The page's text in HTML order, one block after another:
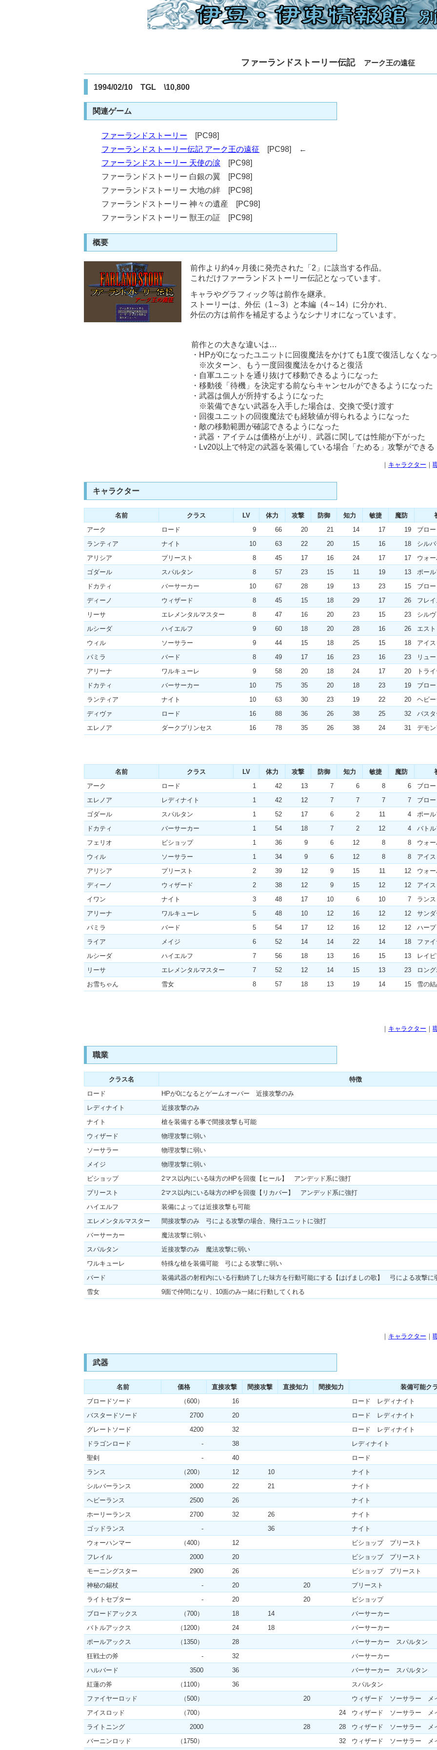
ファーランドストーリー伝記 アーク王の遠征
1994/02/10 TGL \10,800
関連ゲーム
ファーランドストーリー [PC98]
ファーランドストーリー伝記 アーク王の遠征 [PC98] ←
ファーランドストーリー 天使の涙 [PC98]
ファーランドストーリー 白銀の翼 [PC98]
ファーランドストーリー 大地の絆 [PC98]
ファーランドストーリー 神々の遺産 [PC98]
ファーランドストーリー 獣王の証 [PC98]
概要
前作より約4ヶ月後に発売された「2」に該当する作品。
これだけファーランドストーリー伝記となっています。
キャラやグラフィック等は前作を継承。
ストーリーは、外伝（1～3）と本編（4～14）に分かれ、
外伝の方は前作を補足するようなシナリオになっています。
前作との大きな違いは…
・HPが0になったユニットに回復魔法をかけても1度で復活しなくな
※次ターン、もう一度回復魔法をかけると復活
・自軍ユニットを通り抜けて移動できるようになった
・移動後「待機」を決定する前ならキャンセルができるようになった
・武器は個人が所持するようになった
※装備できない武器を入手した場合は、交換で受け渡す
・回復ユニットの回復魔法でも経験値が得られるようになった
・敵の移動範囲が確認できるようになった
・武器・アイテムは価格が上がり、武器に関しては性能が下がった
・Lv20以上で特定の武器を装備している場合「ためる」攻撃ができる
｜ キャラクター ｜
キャラクター
名前 クラス LV 体力 攻撃 防御 知力 敏捷 魔防
アーク
ロード 9 66 20 21 14 17 19
ブロ
ランティア
ナイト 10 63 22 20 15 16 18
シル
アリシア
プリースト 8 45 17 16 24 17 17
ウォ
ゴダール
スパルタン 8 57 23 15 11 19 13
ポー
ドカティ
バーサーカー 10 67 28 19 13 23 15
ブロ
ディーノ
ウィザード 8 45 15 18 29 17 26
フレ
リーサ
エレメンタルマスター 8 47 16 20 23 15 23
シル
ルシーダ
ハイエルフ 9 60 18 20 28 16 26
エス
ウィル
ソーサラー 9 44 15 18 25 15 18
アイ
パミラ
バード 8 49 17 16 23 16 23
リュ
アリーナ
ワルキューレ 9 58 20 18 24 17 20
トラ
ドカティ
バーサーカー 10 75 35 20 18 23 19
ブロ
ランティア
ナイト 10 63 30 23 19 22 20
ヘビ
ディヴァ
ロード 16 88 36 26 38 25 32
バス
エレノア
ダークプリンセス 16 78 35 26 38 24 31 デモ
名前 クラス LV 体力 攻撃 防御 知力 敏捷 魔防
アーク
ロード 1 42 13 7 6 8 6
ブロ
エレノア
レディナイト 1 42 12 7 7 7 7
ブロ
ゴダール
スパルタン 1 52 17 6 2 11 4
ポー
ドカティ
バーサーカー 1 54 18 7 2 12 4
バト
フェリオ
ビショップ 1 36 9 6 12 8 8
ウォ
ウィル
ソーサラー 1 34 9 6 12 8 8
アイ
アリシア
プリースト 2 39 12 9 15 11 12
ウォ
ディーノ
ウィザード 2 38 12 9 15 12 12
アイ
イワン
ナイト 3 48 17 10 6 10 7
ランス
アリーナ
ワルキューレ 5 48 10 12 16 12 12
サン
パミラ
バード 5 54 17 12 16 12 12
ハープ
ライア
メイジ 6 52 14 14 22 14 18
ファ
ルシーダ
ハイエルフ 7 56 18 13 16 15 13
レイ
リーサ
エレメンタルマスター 7 52 12 14 15 13 23
ロン
お雪ちゃん
雪女 8 57 18 13 19 14 15 雪の
｜ キャラクター ｜
職業
クラス名
特徴
ロード
HPが0になるとゲームオーバー 近接攻撃のみ
レディナイト
近接攻撃のみ
ナイト
槍を装備する事で間接攻撃も可能
ウィザード
物理攻撃に弱い
ソーサラー
物理攻撃に弱い
メイジ
物理攻撃に弱い
ビショップ
2マス以内にいる味方のHPを回復【ヒール】 アンデッド系に強打
プリースト
2マス以内にいる味方のHPを回復【リカバー】 アンデッド系に強打
ハイエルフ
装備によっては近接攻撃も可能
エレメンタルマスター
間接攻撃のみ 弓による攻撃の場合、飛行ユニットに強打
バーサーカー
魔法攻撃に弱い
スパルタン
近接攻撃のみ 魔法攻撃に弱い
ワルキューレ
特殊な槍を装備可能 弓による攻撃に弱い
バード
装備武器の射程内にいる行動終了した味方を行動可能にする【はげましの歌】 弓による攻撃に
雪女
9面で仲間になり、10面のみ一緒に行動してくれる
｜ キャラクター ｜
武器
名前 価格 直接攻撃 間接攻撃 直接知力 間接知力
装備可能ク
ブロードソード
（600） 16
ロード レディナイト
バスタードソード
2700 20
ロード レディナイト
グレートソード
4200 32
ロード レディナイト
ドラゴンロード
- 38
レディナイト
聖剣
- 40
ロード
ランス
（200） 12 10
ナイト
シルバーランス
2000 22 21
ナイト
ヘビーランス
2500 26
ナイト
ホーリーランス
2700 32 26
ナイト
ゴッドランス
- 36
ナイト
ウォーハンマー
（400） 12
ビショップ プリースト
フレイル
2000 20
ビショップ プリースト
モーニングスター
2900 26
ビショップ プリースト
神秘の錫杖
- 20 20
プリースト
ライトセプター
- 20 20
ビショップ
ブロードアックス
（700） 18 14
バーサーカー
バトルアックス
（1200） 24 18
バーサーカー
ポールアックス
（1350） 28
バーサーカー スパルタン
狂戦士の斧
- 32
バーサーカー
ハルバード
3500 36
バーサーカー スパルタン
紅蓮の斧
（1100） 36
スパルタン
ファイヤーロッド
（500） 20
ウィザード ソーサラー メ
アイスロッド
（700） 24
ウィザード ソーサラー メ
ライトニング
2000 28 28
ウィザード ソーサラー メ
バーニンロッド
（1750） 32 ウィザード ソーサラー メ